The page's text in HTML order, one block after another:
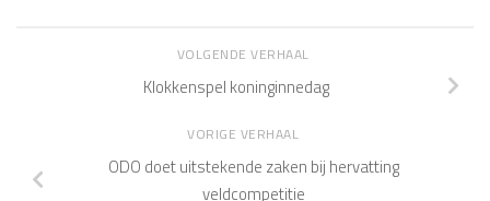
VOLGENDE VERHAAL
Klokkenspel koninginnedag
VORIGE VERHAAL
ODO doet uitstekende zaken bij hervatting
veldcompetitie